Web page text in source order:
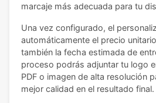
marcaje más adecuada para tu
Una vez configurado, el
automáticamente el precio
también la fecha estimada de
proceso podrás adjuntar tu logo
PDF o imagen de alta resolución
mejor calidad en el resultado final.